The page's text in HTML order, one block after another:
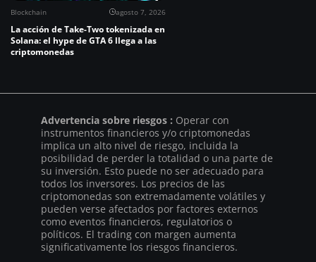
Blockchain agosto 7, 2026
La acción de Take-Two tokenizada en
Solana: el hype de GTA 6 llega a las
criptomonedas
Advertencia sobre riesgos : Operar con
instrumentos financieros y/o criptomonedas
implica un alto nivel de riesgo, incluida la
posibilidad de perder la totalidad o una parte de
su inversión. Esto puede no ser adecuado para
todos los inversores. Los precios de las
criptomonedas son extremadamente volátiles y
pueden verse afectados por factores externos
como eventos financieros, regulatorios o
políticos. El trading con margen aumenta
significativamente los riesgos financieros.